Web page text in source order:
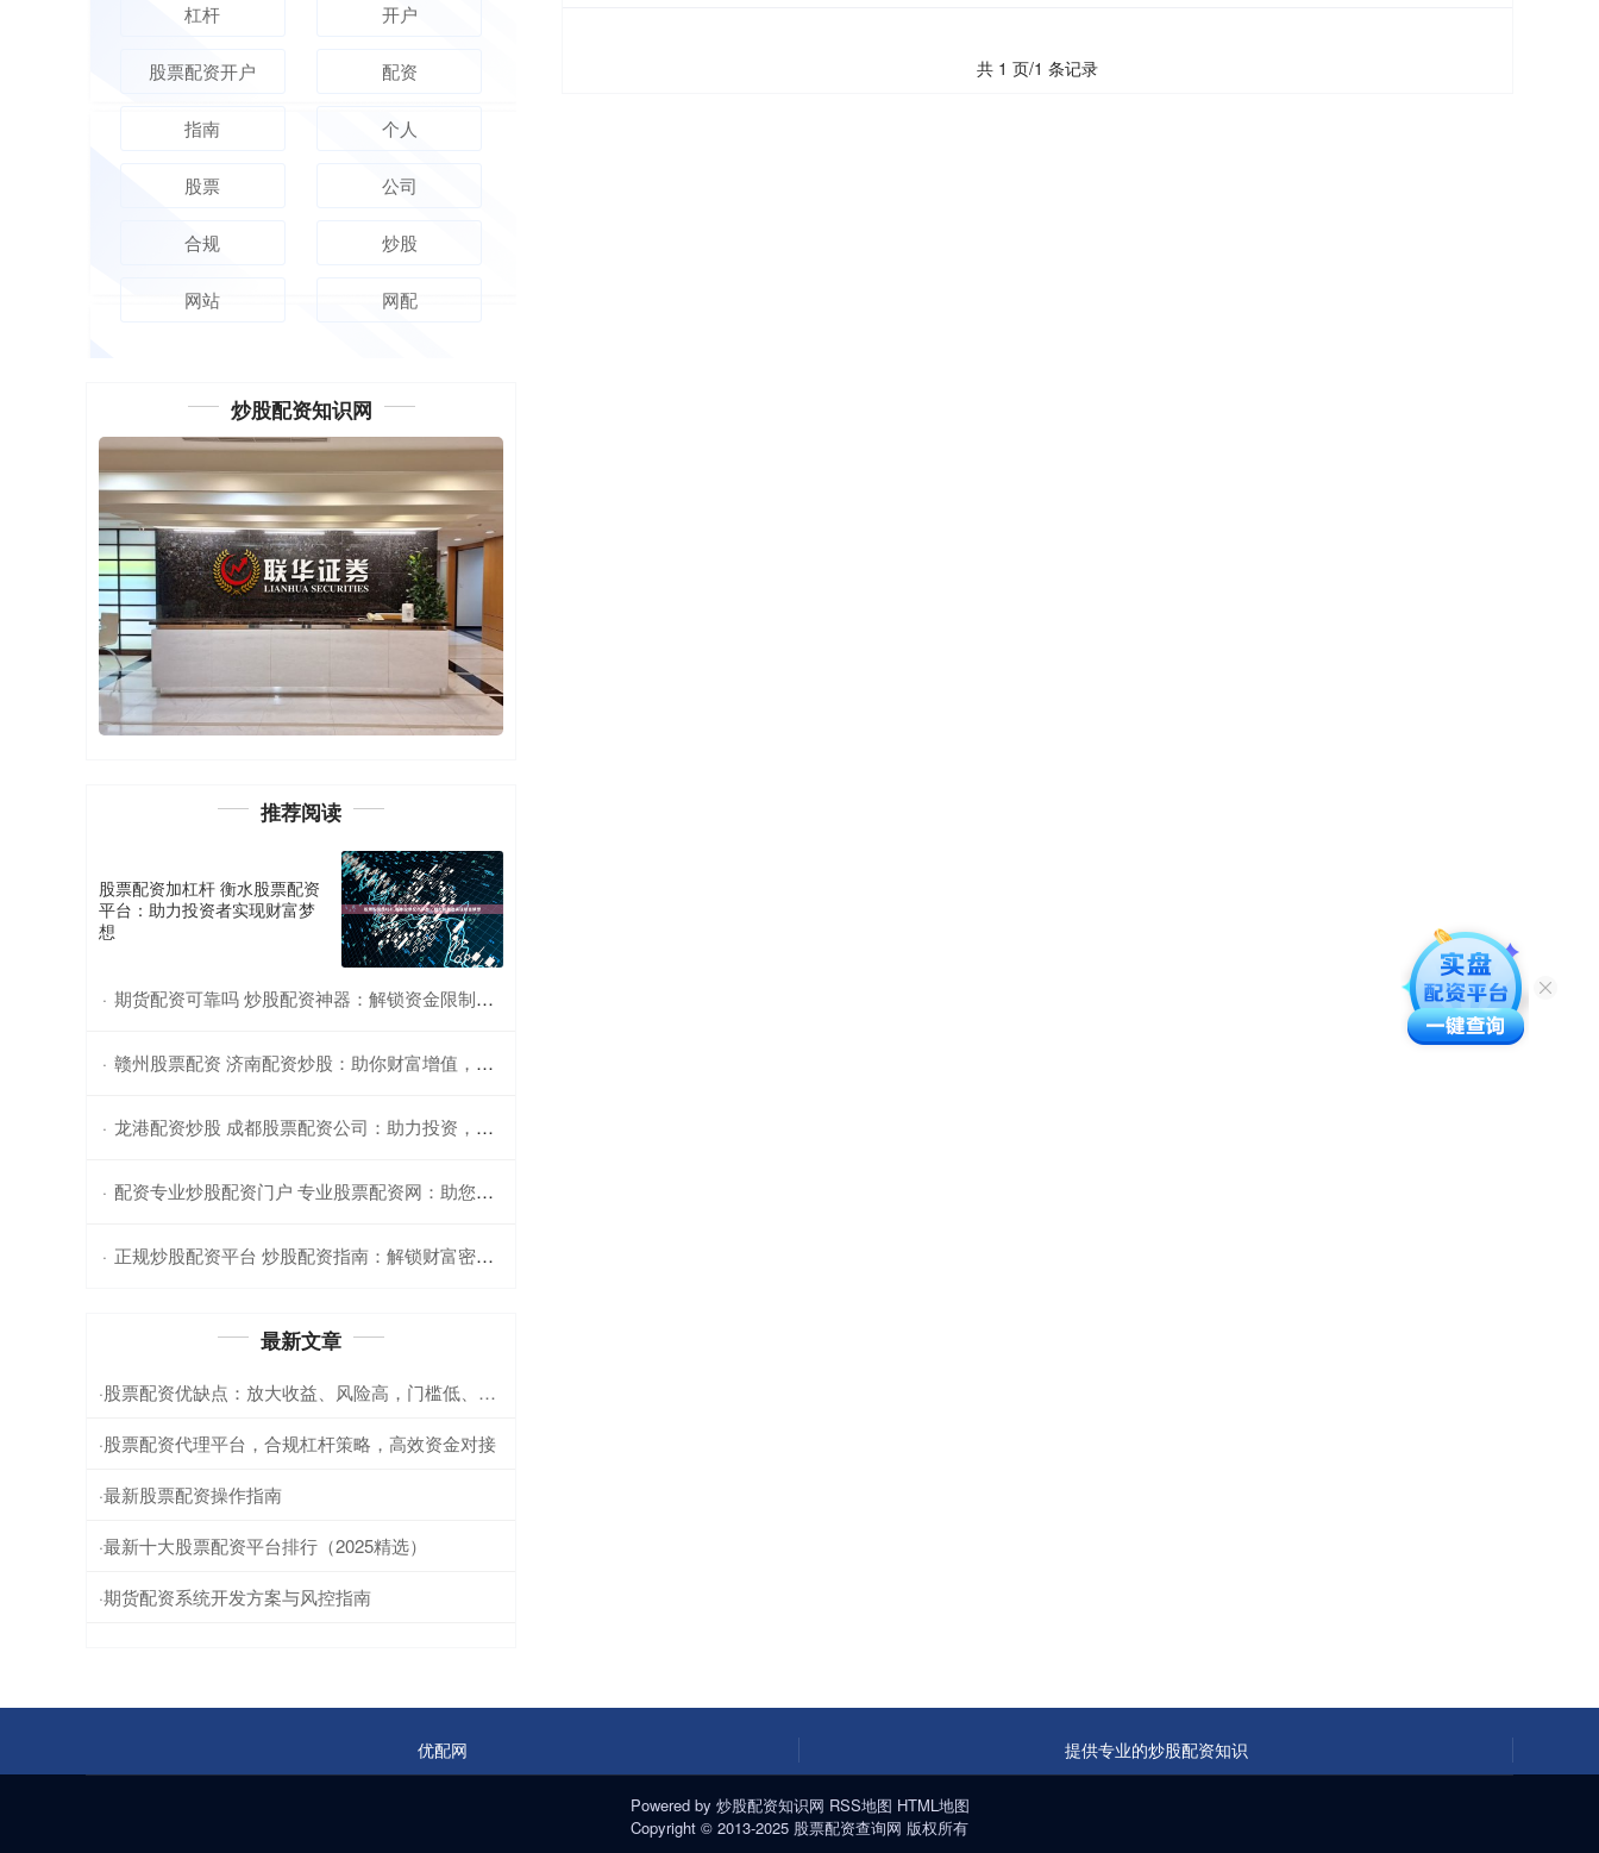
共 1 页/1 条记录
杠杆 开户
股票配资开户 配资
指南 个人
股票 公司
合规 炒股
网站 网配
炒股配资知识网
推荐阅读
股票配资加杠杆 衡水股票配资
平台：助力投资者实现财富梦
想
· 期货配资可靠吗 炒股配资神器：解锁资金限制，助你财富增值
· 赣州股票配资 济南配资炒股：助你财富增值，轻松掘金
· 龙港配资炒股 成都股票配资公司：助力投资，提升收益
· 配资专业炒股配资门户 专业股票配资网：助您轻松撬动资本杠杆
· 正规炒股配资平台 炒股配资指南：解锁财富密码，成就投资梦想
最新文章
· 股票配资优缺点：放大收益、风险高，门槛低、易爆仓。
·股票配资代理平台，合规杠杆策略，高效资金对接
·最新股票配资操作指南
·最新十大股票配资平台排行（2025精选）
·期货配资系统开发方案与风控指南
优配网 提供专业的炒股配资知识
Powered by 炒股配资知识网 RSS地图 HTML地图
Copyright © 2013-2025 股票配资查询网 版权所有